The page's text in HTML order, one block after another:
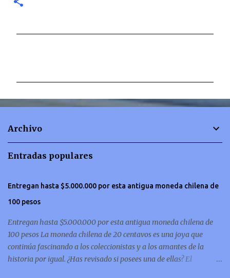
n
Archivo
Entradas populares
Entregan hasta $5.000.000 por esta antigua moneda chilena de
100 pesos
Entregan hasta $5.000.000 por esta antigua moneda chilena de
100 pesos La moneda chilena de 20 centavos es una joya que
continúa fascinando a los coleccionistas y a los amantes de la
historia por igual. ¿Has revisado si posees una de ellas? El